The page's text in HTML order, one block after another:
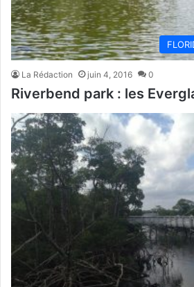
La Rédaction juin 4, 2016 0
Riverbend park : les